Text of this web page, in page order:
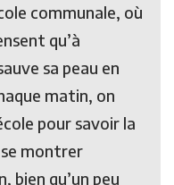
communale, où
qu’à
sa peau en
matin, on
pour savoir la
montrer
qu’un peu